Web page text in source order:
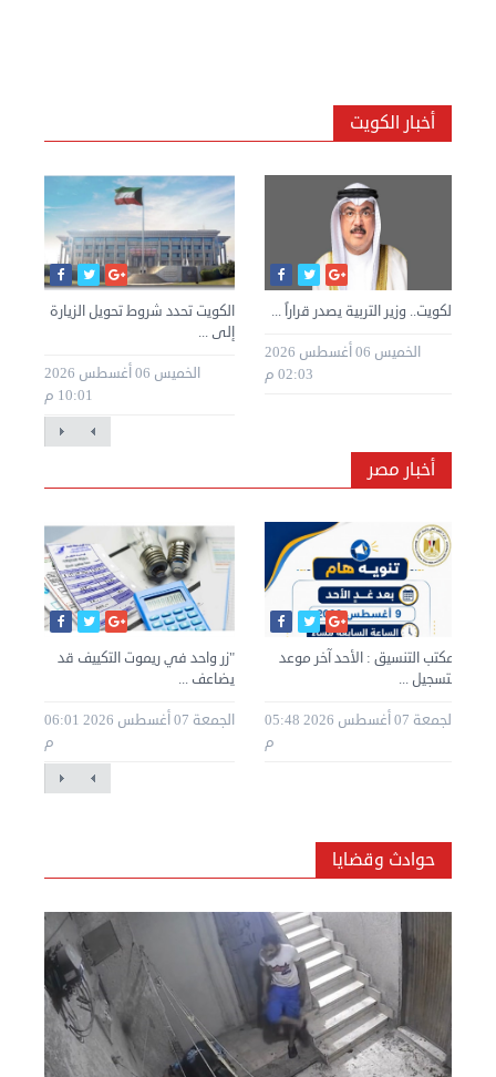
أخبار الكويت
الكويت تحدد شروط تحويل الزيارة
إلى ...
الخميس 06 أغسطس 2026
10:01 م
الكويت.. وزير التربية يصدر قراراً ...
الخميس 06 أغسطس 2026
02:03 م
أخبار مصر
"زر واحد في ريموت التكييف قد
يضاعف ...
الجمعة 07 أغسطس 2026 06:01
م
مكتب التنسيق : الأحد آخر موعد
لتسجيل ...
الجمعة 07 أغسطس 2026 05:48
م
حوادث وقضايا